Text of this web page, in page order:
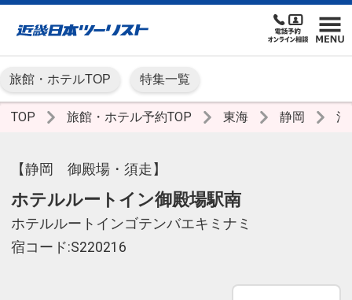
旅館・ホテルTOP 特集一覧
TOP 旅館・ホテル予約TOP 東海 静岡 沼
【静岡 御殿場・須走】
ホテルルートイン御殿場駅南
ホテルルートインゴテンバエキミナミ
宿コード:S220216